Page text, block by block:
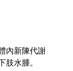
內新陳代謝
肢水腫。